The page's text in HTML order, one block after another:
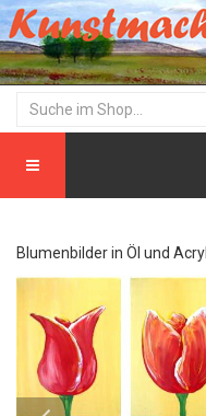
Blumenbilder in Öl und Acryl.